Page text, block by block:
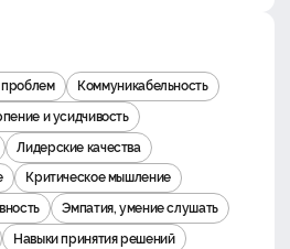
Коммуникабельность
и усидчивость
Лидерские качества
Критическое мышление
Эмпатия, умение слушать
Навыки принятия решений